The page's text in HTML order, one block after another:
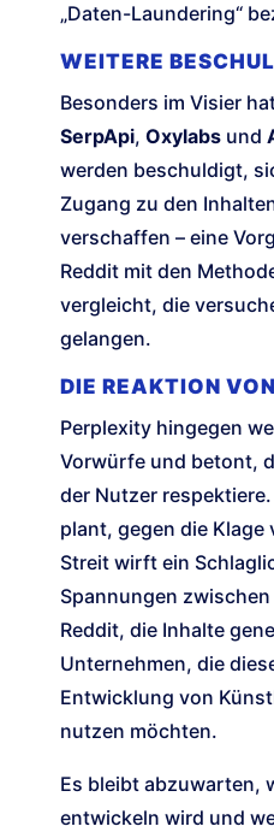
„Daten-Laundering“
WEITERE
Besonders im Visier
SerpApi, Oxylabs und
werden beschuldigt,
Zugang zu den
verschaffen – eine
Reddit mit den
vergleicht, die
gelangen.
DIE REAKTION
Perplexity hingegen
Vorwürfe und betont,
der Nutzer
plant, gegen die Klage
Streit wirft ein
Spannungen
Reddit, die Inhalte
Unternehmen, die
Entwicklung von
nutzen möchten.
Es bleibt abzuwarten,
entwickeln wird und